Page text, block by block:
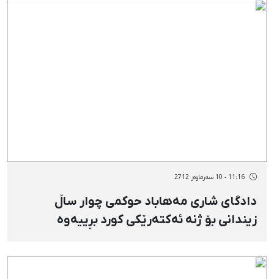
11:16 - 10 سەرماوەز 2712
دادگای شاری مەهاباد حوكمی چوار ساڵ
زیندانی بۆ ژنە ئەكتەرێكی كورد بڕییەوە